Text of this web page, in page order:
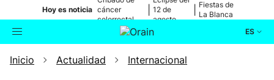
Hoy es noticia cáncer
colorrectal
12 de
agosto
Fiestas de
La Blanca
ES
Buscador Actualidad
Inicio Actualidad Internacional